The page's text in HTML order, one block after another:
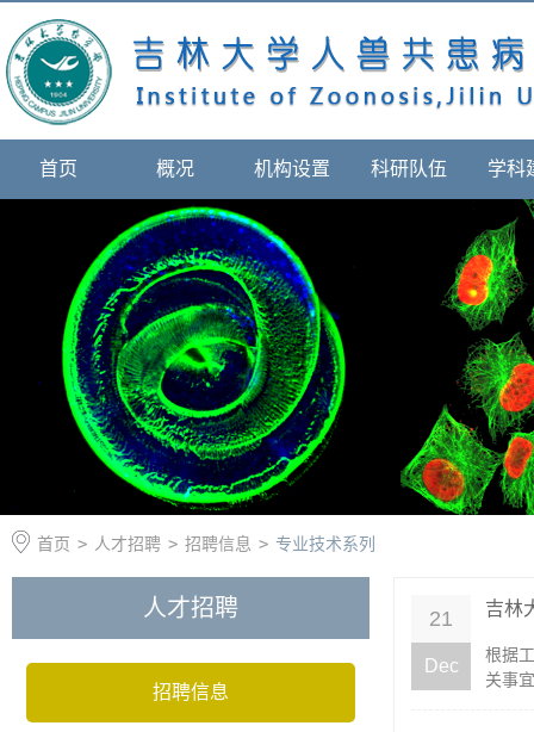
首页 概况 机构设置 科研队伍 学科
首页 > 人才招聘 > 招聘信息 > 专业技术系列
人才招聘
招聘信息
21
Dec
吉林
根据
关事